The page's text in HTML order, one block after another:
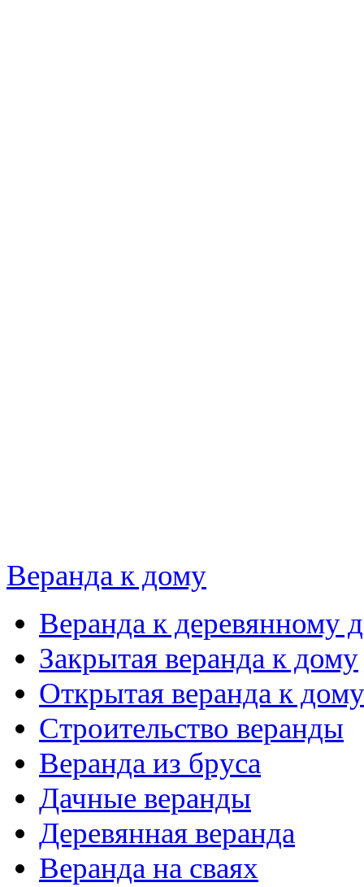
Веранда к дому
Веранда к деревянному
Закрытая веранда к дому
Открытая веранда к дому
Строительство веранды
Веранда из бруса
Дачные веранды
Деревянная веранда
Веранда на сваях